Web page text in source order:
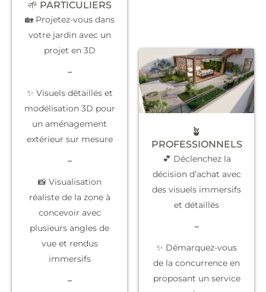
🌱 PARTICULIERS
🏡 Projetez-vous dans
votre jardin avec un
projet en 3D
–
✨ Visuels détaillés et
modélisation 3D pour
un aménagement
extérieur sur mesure
–
📸 Visualisation
réaliste de la zone à
concevoir avec
plusieurs angles de
vue et rendus
immersifs
–
🪴
PROFESSIONNELS
💕 Déclenchez la
décision d’achat avec
des visuels immersifs
et détaillés
–
✨ Démarquez-vous
de la concurrence en
proposant un service